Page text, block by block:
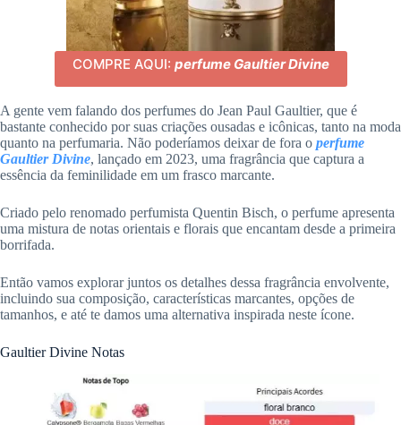
COMPRE AQUI: perfume Gaultier Divine
A gente vem falando dos perfumes do Jean Paul Gaultier, que é
bastante conhecido por suas criações ousadas e icônicas, tanto na moda
quanto na perfumaria. Não poderíamos deixar de fora o perfume
Gaultier Divine, lançado em 2023, uma fragrância que captura a
essência da feminilidade em um frasco marcante.
Criado pelo renomado perfumista Quentin Bisch, o perfume apresenta
uma mistura de notas orientais e florais que encantam desde a primeira
borrifada.
Então vamos explorar juntos os detalhes dessa fragrância envolvente,
incluindo sua composição, características marcantes, opções de
tamanhos, e até te damos uma alternativa inspirada neste ícone.
Gaultier Divine Notas